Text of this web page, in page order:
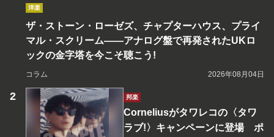
洋楽
ザ・ストーン・ローゼズ、チャプターハウス、プライ
マル・スクリーム――アナログ盤で再発されたUKロ
ックの金字塔を今こそ聴こう!
コラム 2026年08月04日
邦楽
Corneliusがタワレコの〈タワ
ラブ!〉キャンペーンに登場 ポ